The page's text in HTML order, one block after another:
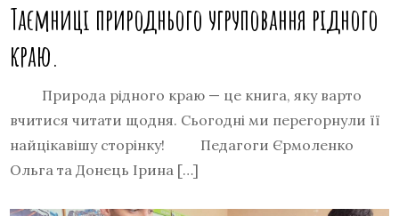
Таємниці природнього угруповання рідного
краю.
Природа рідного краю — це книга, яку варто
вчитися читати щодня. Сьогодні ми перегорнули її
найцікавішу сторінку! Педагоги Єрмоленко
Ольга та Донець Ірина […]